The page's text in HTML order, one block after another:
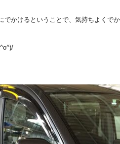
でかけるということで、気持ちよくで